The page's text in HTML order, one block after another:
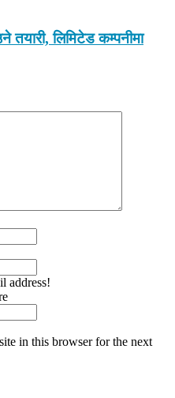
तयारी, लिमिटेड कम्पनीमा
address!
in this browser for the next